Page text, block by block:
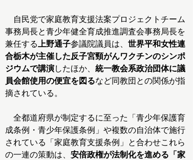
自民党で家庭教育支援法案プロジェクトチーム
事務局長と青少年健全育成推進調査会事務局長を
兼任する
上野通子参議院議員は、 世界平和女性連
合栃木が主催した反子宮頸がんワクチンのシンポ
ジウムで講演したほか、 統一教会系政治団体に議
員会館使用の便宜を図るなど同教団との関係が指
摘されている。
全都道府県が制定するに至った「青少年保護育
成条例・青少年保護条例」や複数の自治体で施行
されている「家庭教育支援条例」と合わせこれら
の一連の策動は、 安倍政権が法制化を進める「家